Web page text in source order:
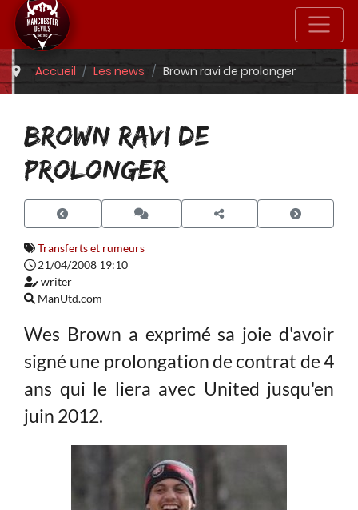
Accueil Les news Brown ravi de prolonger
BROWN RAVI DE
PROLONGER
Transferts et rumeurs
21/04/2008 19:10
writer
ManUtd.com
Wes Brown a exprimé sa joie d'avoir
signé une prolongation de contrat de 4
ans qui le liera avec United jusqu'en
juin 2012.